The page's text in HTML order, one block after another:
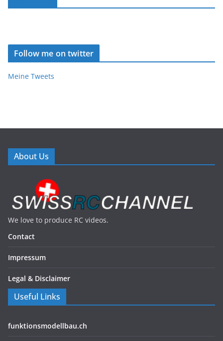
Follow me on twitter
Meine Tweets
About Us
We love to produce RC videos.
Contact
Impressum
Legal & Disclaimer
Useful Links
funktionsmodellbau.ch